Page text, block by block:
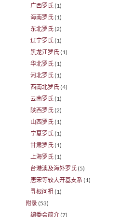
广西罗氏 (1)
海南罗氏 (1)
东北罗氏 (2)
辽宁罗氏 (1)
黑龙江罗氏 (1)
华北罗氏 (1)
河北罗氏 (1)
西南北罗氏 (4)
云南罗氏 (1)
陕西罗氏 (2)
山西罗氏 (1)
宁夏罗氏 (1)
甘肃罗氏 (1)
上海罗氏 (1)
台港澳及海外罗氏 (5)
唐宋等较大开基支系 (1)
寻根问祖 (1)
附录 (53)
编委会简介 (7)